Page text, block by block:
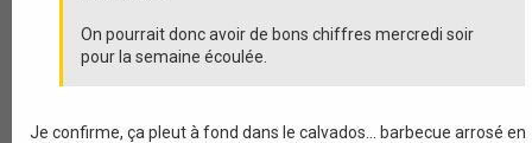
On pourrait donc avoir de bons chiffres mercredi soir
pour la semaine écoulée.
Je confirme, ça pleut à fond dans le calvados... barbecue arrosé en